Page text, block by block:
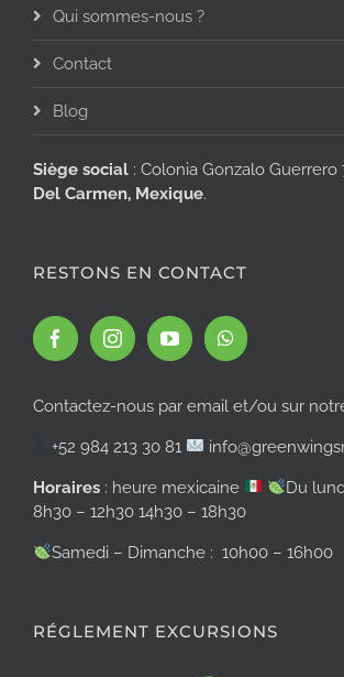
Qui sommes-nous ?
Contact
Blog
Siège social : Colonia Gonzalo Guerrero
Del Carmen, Mexique.
RESTONS EN CONTACT
Contactez-nous par email et/ou sur
+52 984 213 30 81
Horaires : heure mexicaine
Du
8h30 – 12h30 14h30 – 18h30
Samedi – Dimanche : 10h00 – 16h00
RÉGLEMENT EXCURSIONS